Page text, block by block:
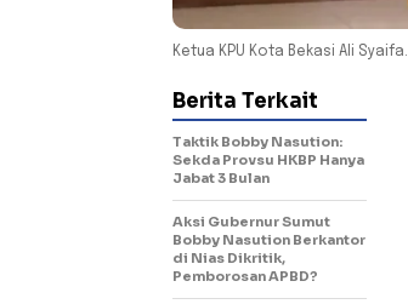
Ketua KPU Kota Bekasi Ali Syaifa.
Berita Terkait
Taktik Bobby Nasution:
Sekda Provsu HKBP Hanya
Jabat 3 Bulan
Aksi Gubernur Sumut
Bobby Nasution Berkantor
di Nias Dikritik,
Pemborosan APBD?